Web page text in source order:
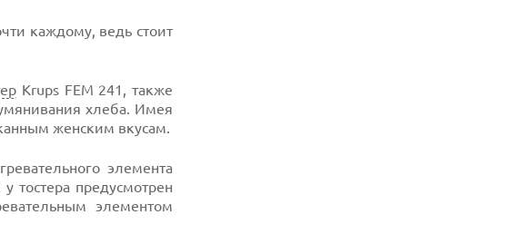
каждому, ведь стоит
Krups FEM 241, также
хлеба. Имея
женским вкусам.
элемента
предусмотрен
элементом